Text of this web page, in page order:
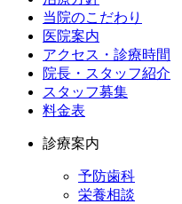
当院のこだわり
医院案内
アクセス・診療時間
院長・スタッフ紹介
スタッフ募集
料金表
診療案内
予防歯科
栄養相談